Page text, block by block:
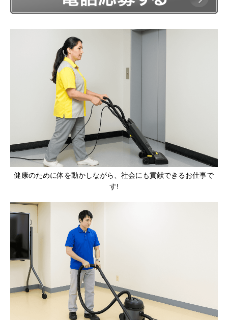
健康のために体を動かしながら、社会にも貢献できるお仕事で
す!